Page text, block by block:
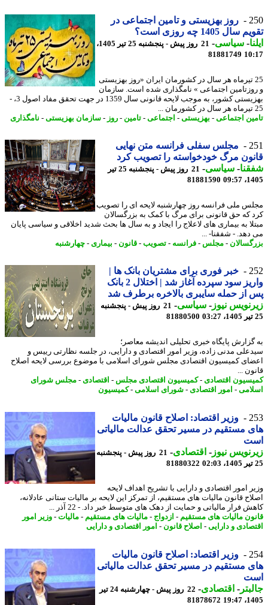
روز بهزیستی و تامین اجتماعی در
1405 چه روزی است؟
-سیاسی-
21 روز پیش - پنجشنبه 25 تیر 1405،
81881749
تیرماه هر سال در کشورمان ایران «روز بهزیستی
اجتماعی » نامگذاری شده است. سازمان
بهزیستی کشور، به موجب لایحه قانونی سال 1359 در جهت تحقق مفاد اصول 3، -
اجتماعی-بهزیستی-اجتماعی-تامین-روز- سازمان بهزیستی-نامگذاری
مجلس سفلی فرانسه متن نهایی
مرگ خودخواسته را تصویب کرد
-سیاسی-
21 روز پیش - پنجشنبه 25 تیر
81881590
ملی فرانسه روز چهارشنبه لایحه ای را تصویب
که حق قانونی برای مرگ با کمک به بزرگسالان
به بیماری های لاعلاج را ایجاد و به سال ها بحث شدید اخلاقی و سیاسی پایان
- شفقنا- ...
-مجلس-فرانسه -تصویب-قانون-بیماری- چهارشنبه
خبر فوری برای مشتریان بانک ها |
واریز سود سپرده آغاز شد | اختلال 2 بانک
از حمله سایبری بالاخره برطرف شد
نیوز-سیاسی-
21 روز پیش - پنجشنبه
81880500
پایگاه خبری تحلیلی اندیشه معاصر؛
مدنی زاده، وزیر امور اقتصادی و دارایی، در جلسه نظارتی رییس و
کمیسیون اقتصادی مجلس شورای اسلامی با موضوع بررسی لایحه اصلاح
...
اقتصادی-کمیسیون اقتصادی مجلس-اقتصادی-مجلس شورای
-امور اقتصادی-شورای اسلامی-کمیسیون
وزیر اقتصاد: اصلاح قانون مالیات
مستقیم در مسیر تحقق عدالت مالیاتی
نیوز-اقتصادی-
21 روز پیش - پنجشنبه
81880322
امور اقتصادی و دارایی با تشریح اهداف لایحه
قانون مالیات های مستقیم، از تمرکز این لایحه بر مالیات ستانی عادلانه،
فرار مالیاتی و حمایت از دهک های متوسط خبر داد. - 22 آذر ...
مالیات های مستقیم-ازدواج -مالیات های مستقیم-مالیات-وزیر امور
و دارایی- اصلاح قانون-امور اقتصادی و دارایی
وزیر اقتصاد: اصلاح قانون مالیات
مستقیم در مسیر تحقق عدالت مالیاتی
-اقتصادی-
22 روز پیش - چهارشنبه 24 تیر
81878672